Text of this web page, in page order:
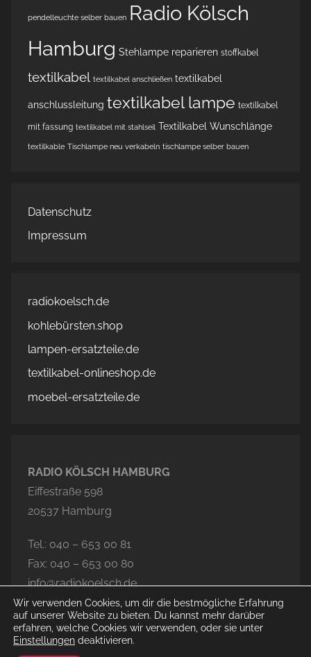
pendelleuchte selber bauen Radio Kölsch
Hamburg Stehlampe reparieren stoffkabel
textilkabel textilkabel anschließen textilkabel
anschlussleitung textilkabel lampe textilkabel
mit fassung textilkabel mit stahlseil Textilkabel Wunschlänge
textilkable Tischlampe neu verkabeln tischlampe selber bauen
Datenschutz
Impressum
radiokoelsch.de
kohlebürsten.shop
lampen-ersatzteile.de
textilkabel-onlineshop.de
moebel-ersatzteile.de
RADIO KÖLSCH HAMBURG
Eiffestraße 598
20537 Hamburg
Tel.: 040 – 653 00 81
Fax: 040 – 653 00 80
info@radiokoelsch.de
Wir verwenden Cookies, um dir die bestmögliche Erfahrung
auf unserer Website zu bieten. Du kannst mehr darüber
erfahren, welche Cookies wir verwenden, oder sie unter
Einstellungen deaktivieren.